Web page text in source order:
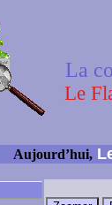
La
Le
Aujourd’hui,